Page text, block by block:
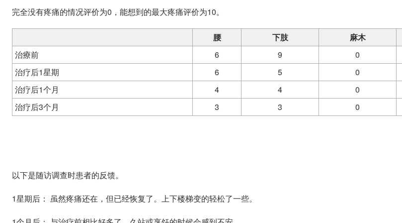
完全没有疼痛的情况评价为0，能想到的最大疼痛评价为10。
腰 下肢 麻木
治療前
6 9 0
治疗后1星期
6 5 0
治疗后1个月
4 4 0
治疗后3个月
3 3 0
以下是随访调查时患者的反馈。
1星期后： 虽然疼痛还在，但已经恢复了。上下楼梯变的轻松了一些。